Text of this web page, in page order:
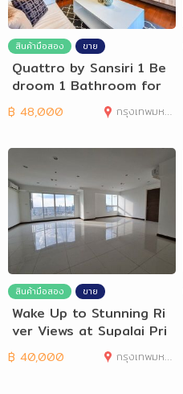
สินค้ามือสอง ขาย
Quattro by Sansiri 1 Be
droom 1 Bathroom for
Rent
฿ 48,000 กรุงเทพมหานคร
สินค้ามือสอง ขาย
Wake Up to Stunning Ri
ver Views at Supalai Pri
ma Riva
฿ 40,000 กรุงเทพมหานคร